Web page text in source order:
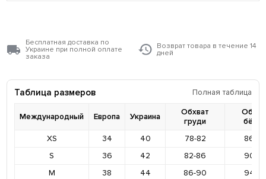
Бесплатная доставка по
Украине при полной оплате
заказа
Возврат товара в течение 14
дней
Таблица размеров Полная таблица
Международный Европа Украина
Обхват
груди
XS
34 40 78-82
86-
S
36 42 82-86
90-
M
38 44 86-90
94-